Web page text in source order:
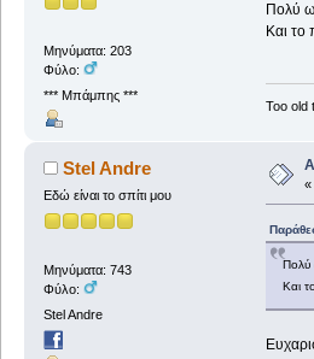
Μηνύματα: 203
Φύλο:
*** Μπάμπης ***
Πολύ
Και το
Too old
Stel Andre
Εδώ είναι το σπίτι μου
Μηνύματα: 743
Φύλο:
Stel Andre
«
Πολύ
Και